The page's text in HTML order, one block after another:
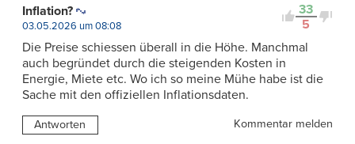
33
5
Inflation?
03.05.2026 um 08:08
Die Preise schiessen überall in die Höhe. Manchmal
auch begründet durch die steigenden Kosten in
Energie, Miete etc. Wo ich so meine Mühe habe ist die
Sache mit den offiziellen Inflationsdaten.
Antworten Kommentar melden